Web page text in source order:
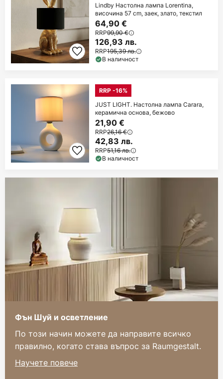
Lindby Настолна лампа Lorentina,
височина 57 cm, заек, злато, текстил
64,90 €
RRP99,90 €
126,93 лв.
RRP195,39 лв.
В наличност
RRP -16%
JUST LIGHT. Настолна лампа Carara,
керамична основа, бежово
21,90 €
RRP26,16 €
42,83 лв.
RRP51,16 лв.
В наличност
Фън Шуй и осветление
По този начин можете да направите всичко
правилно, когато става въпрос за Raumgestalt.
Научете повече